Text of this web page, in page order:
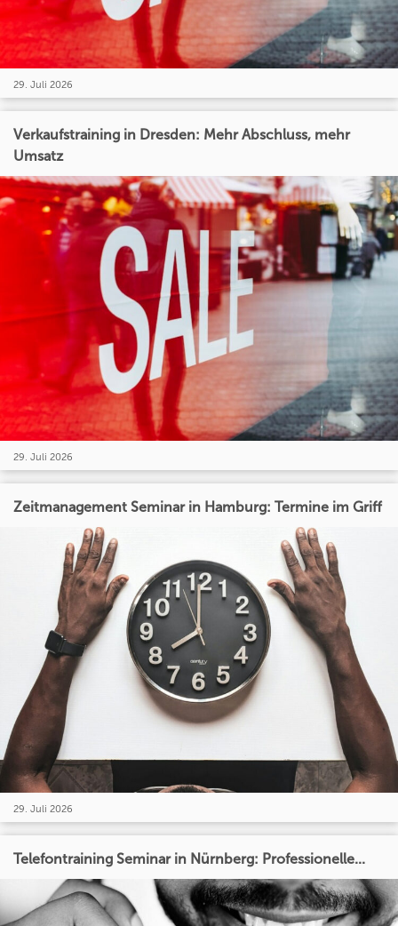
29. Juli 2026
Verkaufstraining in Dresden: Mehr Abschluss, mehr
Umsatz
29. Juli 2026
Zeitmanagement Seminar in Hamburg: Termine im Griff
29. Juli 2026
Telefontraining Seminar in Nürnberg: Professionelle...